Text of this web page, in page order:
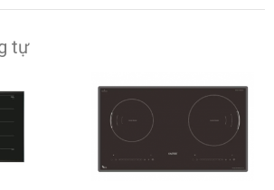
tự